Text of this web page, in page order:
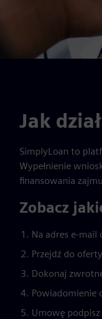
Jak
SimplyLoan to
Wypełnienie
finansowania
Zobacz
Na adres e-
Przejdź do
Dokonaj
Powiadomienie
Umowę